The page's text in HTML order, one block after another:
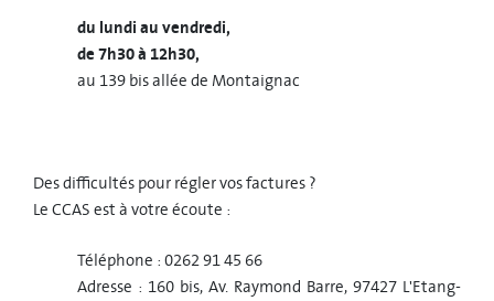
du lundi au vendredi,
de 7h30 à 12h30,
au 139 bis allée de Montaignac
Des difficultés pour régler vos factures ?
Le CCAS est à votre écoute :
Téléphone : 0262 91 45 66
Adresse : 160 bis, Av. Raymond Barre, 97427 L'Etang-